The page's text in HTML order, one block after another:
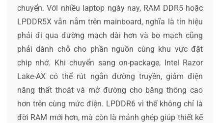
chuyển. Với nhiều laptop ngày nay, RAM DDR5 hoặc
LPDDR5X vẫn nằm trên mainboard, nghĩa là tín hiệu
phải đi qua đường mạch dài hơn và bo mạch cũng
phải dành chỗ cho phần nguồn cùng khu vực đặt
chip nhớ. Khi chuyển sang on-package, Intel Razor
Lake-AX có thể rút ngắn đường truyền, giảm điện
năng thất thoát và mở đường cho băng thông cao
hơn trên cùng mức điện. LPDDR6 vì thế không chỉ là
đời RAM mới hơn, mà còn là mảnh ghép giúp thiết kế